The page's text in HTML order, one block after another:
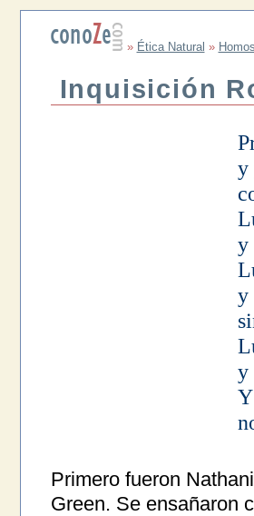
» Ética Natural »
Inquisición
y
y
y
y
Primero fueron
Green. Se ensañaron